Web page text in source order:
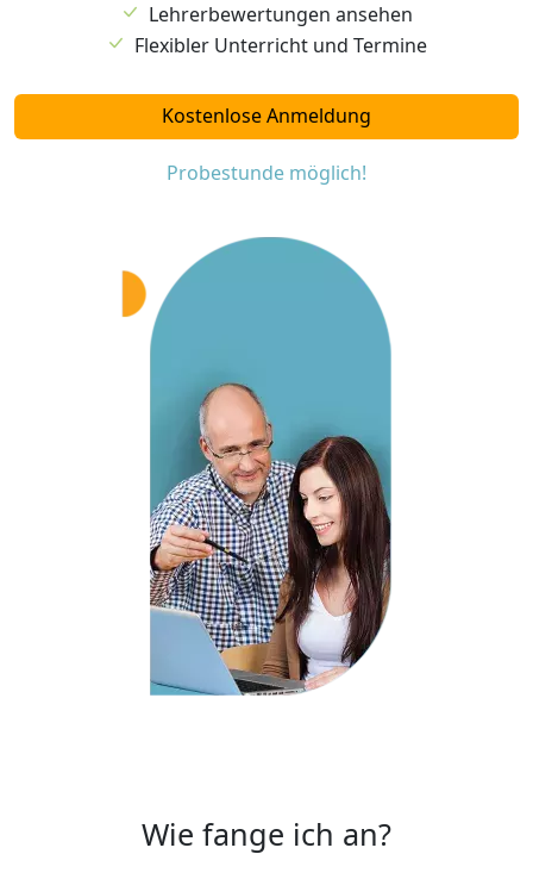
Lehrerbewertungen ansehen
Flexibler Unterricht und Termine
Kostenlose Anmeldung
Probestunde möglich!
Wie fange ich an?